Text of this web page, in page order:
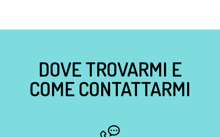
DOVE TROVARMI E
COME CONTATTARMI